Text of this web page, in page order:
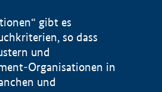
gibt es
so dass
und
Organisationen in
und
2015